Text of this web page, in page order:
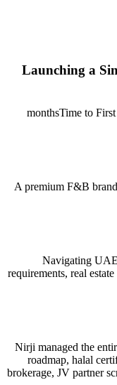
Launching a
Time to
A premium F&B
Navigating
requirements, real
Nirji managed the
roadmap, halal
brokerage, JV partner